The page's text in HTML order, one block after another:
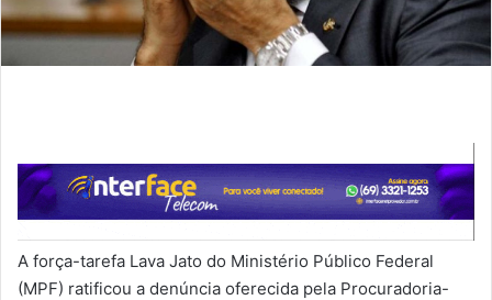
A força-tarefa Lava Jato do Ministério Público Federal
(MPF) ratificou a denúncia oferecida pela Procuradoria-